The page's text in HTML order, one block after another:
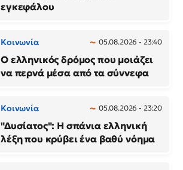
εγκεφάλου
Κοινωνία 05.08.2026 - 23:40
Ο ελληνικός δρόμος που μοιάζει
να περνά μέσα από τα σύννεφα
Κοινωνία 05.08.2026 - 23:20
"Δυσίατος": Η σπάνια ελληνική
λέξη που κρύβει ένα βαθύ νόημα